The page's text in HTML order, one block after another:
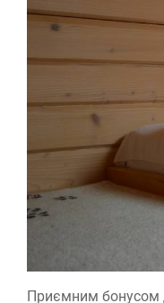
Приємним бонусом